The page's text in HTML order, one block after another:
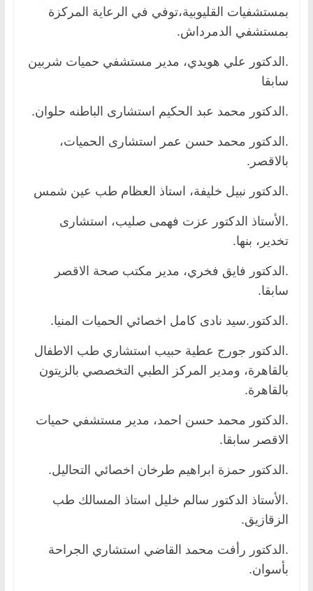
بمستشفيات القليوبية،توفي في الرعاية المركزة
بمستشفي الدمرداش.
.الدكتور علي هويدي، مدير مستشفي حميات شربين
سابقا
.الدكتور محمد عبد الحكيم استشارى الباطنه حلوان.
.الدكتور محمد حسن عمر استشارى الحميات،
بالاقصر.
.الدكتور نبيل خليفة، استاذ العظام طب عين شمس
.الأستاذ الدكتور عزت فهمى صليب، استشارى
تخدير، بنها.
.الدكتور فايق فخري، مدير مكتب صحة الاقصر
سابقا.
.الدكتور.سيد نادى كامل اخصائي الحميات المنيا.
.الدكتور جورج عطية حبيب استشاري طب الاطفال
بالقاهرة، ومدير المركز الطبي التخصصي بالزيتون
بالقاهرة.
.الدكتور محمد حسن احمد، مدير مستشفي حميات
الاقصر سابقا.
.الدكتور حمزة ابراهيم طرخان اخصائي التحاليل.
.الأستاذ الدكتور سالم خليل استاذ المسالك طب
الزقازيق.
.الدكتور رأفت محمد القاضي استشاري الجراحة
بأسوان.